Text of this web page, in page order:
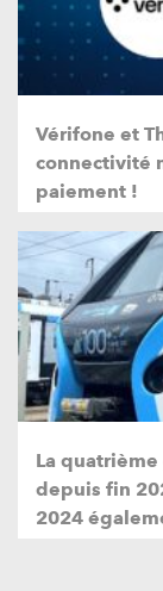
Vérifone et
connectivité
paiement !
La
depuis fin
2024